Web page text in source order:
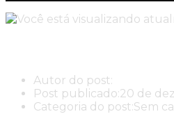
Autor do post:
Post publicado:20 de
Categoria do post:Sem